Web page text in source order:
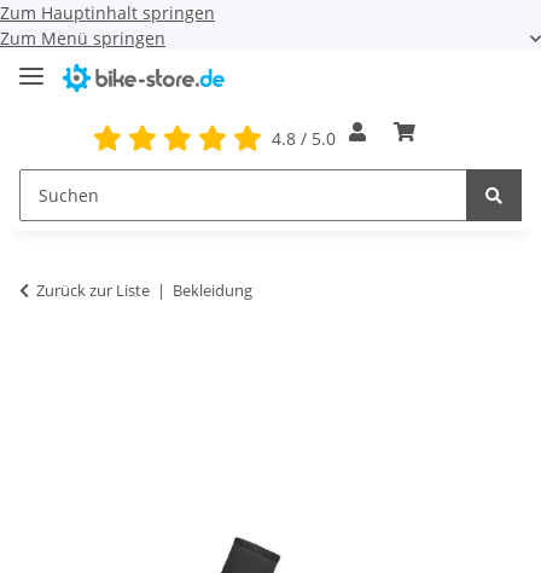
Zum Hauptinhalt springen
Zum Menü springen
4.8 / 5.0
Zurück zur Liste Bekleidung